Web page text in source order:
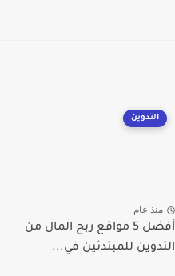
التدوين
منذ عام
أفضل 5 مواقع ربح المال من
التدوين للمبتدئين في...